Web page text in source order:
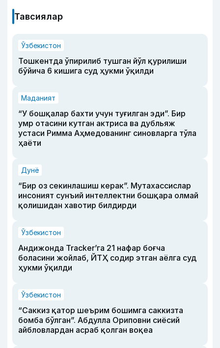
Тавсиялар
Ўзбекистон
Тошкентда ўпирилиб тушган йўл қурилиши
бўйича 6 кишига суд ҳукми ўқилди
Маданият
“У бошқалар бахти учун туғилган эди”. Бир
умр отасини кутган актриса ва дубльяж
устаси Римма Аҳмедованинг синовларга тўла
ҳаёти
Дунё
“Бир оз секинлашиш керак”. Мутахассислар
инсоният сунъий интеллектни бошқара олмай
қолишидан хавотир билдирди
Ўзбекистон
Андижонда Tracker’га 21 нафар боғча
боласини жойлаб, ЙТҲ содир этган аёлга суд
ҳукми ўқилди
Ўзбекистон
“Саккиз қатор шеърим бошимга саккизта
бомба бўлган”. Абдулла Ориповни сиёсий
айбловлардан асраб қолган воқеа